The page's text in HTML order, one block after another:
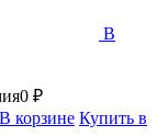
В
0 ₽
В корзине Купить в